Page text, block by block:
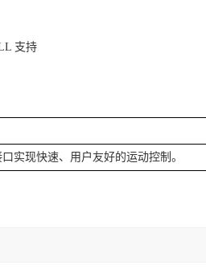
支持
实现快速、用户友好的运动控制。